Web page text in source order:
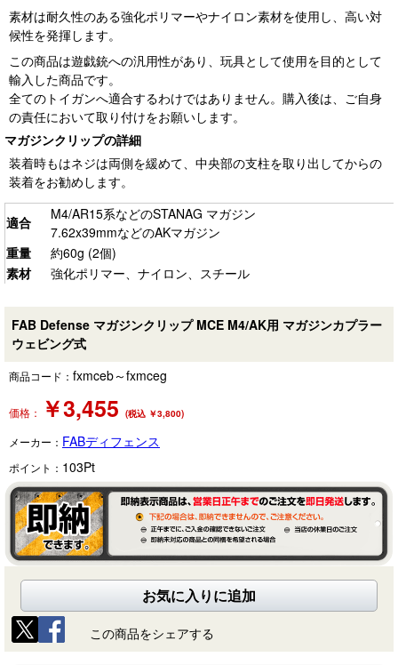
素材は耐久性のある強化ポリマーやナイロン素材を使用し、高い対
候性を発揮します。
この商品は遊戯銃への汎用性があり、玩具として使用を目的として
輸入した商品です。
全てのトイガンへ適合するわけではありません。購入後は、ご自身
の責任において取り付けをお願いします。
マガジンクリップの詳細
装着時もはネジは両側を緩めて、中央部の支柱を取り出してからの
装着をお勧めします。
適合
M4/AR15系などのSTANAG マガジン
7.62x39mmなどのAKマガジン
重量
約60g (2個)
素材
強化ポリマー、ナイロン、スチール
FAB Defense マガジンクリップ MCE M4/AK用 マガジンカプラー
ウェビング式
商品コード： fxmceb～fxmceg
価格： ￥3,455 (税込 ￥3,800)
メーカー： FABディフェンス
ポイント： 103Pt
お気に入りに追加
この商品をシェアする